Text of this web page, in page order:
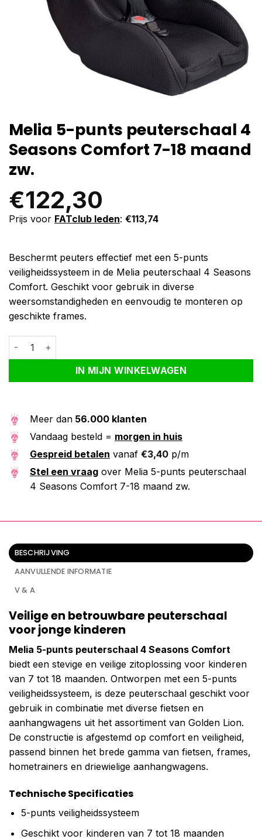
Melia 5-punts peuterschaal 4
Seasons Comfort 7-18 maand
zw.
€122,30
Prijs voor FATclub leden: €113,74
Beschermt peuters effectief met een 5-punts
veiligheidssysteem in de Melia peuterschaal 4 Seasons
Comfort. Geschikt voor gebruik in diverse
weersomstandigheden en eenvoudig te monteren op
geschikte frames.
Melia 5-punts peuterschaal 4 Seasons Comfort 7-18 maand zw.
IN MIJN WINKELWAGEN
Alternative:
Meer dan 56.000 klanten
Vandaag besteld = morgen in huis
Gespreid betalen vanaf €3,40 p/m
Stel een vraag over Melia 5-punts peuterschaal
4 Seasons Comfort 7-18 maand zw.
BESCHRIJVING
AANVULLENDE INFORMATIE
V & A
Veilige en betrouwbare peuterschaal
voor jonge kinderen
Melia 5-punts peuterschaal 4 Seasons Comfort
biedt een stevige en veilige zitoplossing voor kinderen
van 7 tot 18 maanden. Ontworpen met een 5-punts
veiligheidssysteem, is deze peuterschaal geschikt voor
gebruik in combinatie met diverse fietsen en
aanhangwagens uit het assortiment van Golden Lion.
De constructie is afgestemd op comfort en veiligheid,
passend binnen het brede gamma van fietsen, frames,
hometrainers en driewielige aanhangwagens.
Technische Specificaties
5-punts veiligheidssysteem
Geschikt voor kinderen van 7 tot 18 maanden